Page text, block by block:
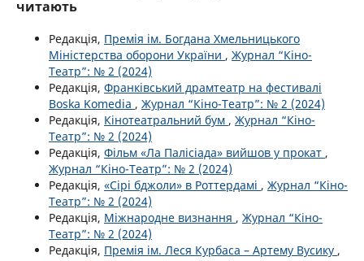
читають
Редакція, Премія ім. Богдана Хмельницького
Міністерства оборони України , Журнал “Кіно-
Театр”: № 2 (2024)
Редакція, Франківський драмтеатр на фестивалі
Boska Komedia , Журнал “Кіно-Театр”: № 2 (2024)
Редакція, Кінотеатральний бум , Журнал “Кіно-
Театр”: № 2 (2024)
Редакція, Фільм «Ла Палісіада» вийшов у прокат ,
Журнал “Кіно-Театр”: № 2 (2024)
Редакція, «Сірі бджоли» в Роттердамі , Журнал “Кіно-
Театр”: № 2 (2024)
Редакція, Міжнародне визнання , Журнал “Кіно-
Театр”: № 2 (2024)
Редакція, Премія ім. Леся Курбаса – Артему Вусику ,